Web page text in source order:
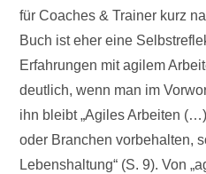
für Coaches & Trainer kurz
Buch ist eher eine
Erfahrungen mit agilem
deutlich, wenn man im
ihn bleibt „Agiles Arbeiten
oder Branchen vorbehalten,
Lebenshaltung“ (S. 9). Von